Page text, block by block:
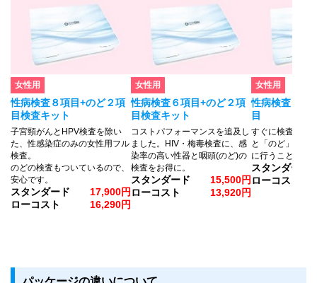
女性用
性病検査８項目+のど２項
目検査キット
子宮頸がんとHPV検査を除い
た、性感染症のみの女性用フル
検査。
のどの検査もついているので、
安心です。
スタンダード
17,900円
ローコスト
16,290円
女性用
性病検査６項目+のど２項
目検査キット
コストパフォーマンスを追及し
ました。HIV・梅毒検査に、感
染率の高い性器と咽頭(のど)の
検査をお得に。
スタンダード
15,500円
ローコスト
13,920円
女性用
性病検査４項
目
すぐに検査がで
と「のど」の検
に行うことがで
スタンダード
ローコスト